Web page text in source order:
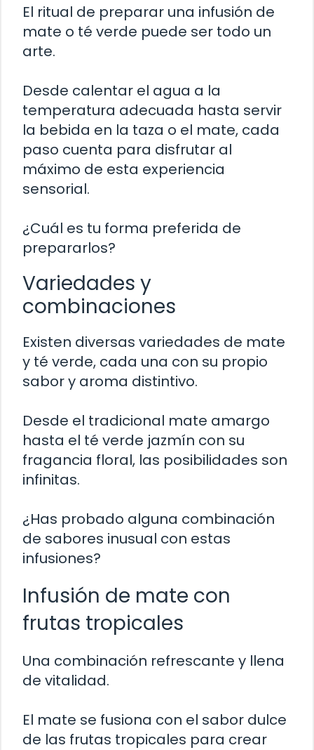
El ritual de preparar una infusión de
mate o té verde puede ser todo un
arte.
Desde calentar el agua a la
temperatura adecuada hasta servir
la bebida en la taza o el mate, cada
paso cuenta para disfrutar al
máximo de esta experiencia
sensorial.
¿Cuál es tu forma preferida de
prepararlos?
Variedades y
combinaciones
Existen diversas variedades de mate
y té verde, cada una con su propio
sabor y aroma distintivo.
Desde el tradicional mate amargo
hasta el té verde jazmín con su
fragancia floral, las posibilidades son
infinitas.
¿Has probado alguna combinación
de sabores inusual con estas
infusiones?
Infusión de mate con
frutas tropicales
Una combinación refrescante y llena
de vitalidad.
El mate se fusiona con el sabor dulce
de las frutas tropicales para crear